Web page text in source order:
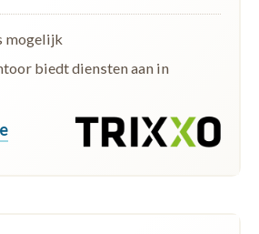
mogelijk
biedt diensten aan in